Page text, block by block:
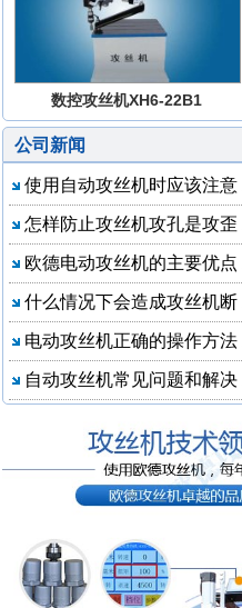
数控攻丝机XH6-22B1
公司新闻
使用自动攻丝机时应该注意
怎样防止攻丝机攻孔是攻歪
欧德电动攻丝机的主要优点
什么情况下会造成攻丝机断
电动攻丝机正确的操作方法
自动攻丝机常见问题和解决